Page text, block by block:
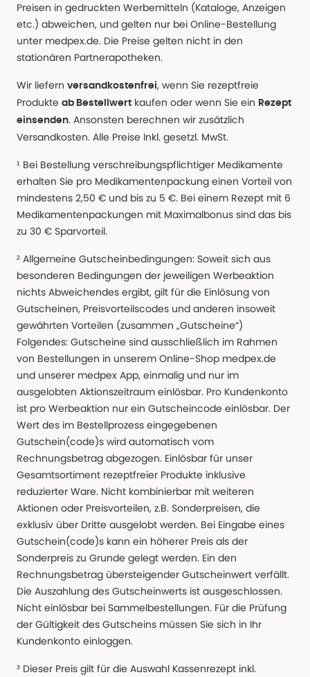
Preisen in gedruckten Werbemitteln (Kataloge, Anzeigen
etc.) abweichen, und gelten nur bei Online-Bestellung
unter medpex.de. Die Preise gelten nicht in den
stationären Partnerapotheken.
Wir liefern versandkostenfrei, wenn Sie rezeptfreie
Produkte ab Bestellwert kaufen oder wenn Sie ein Rezept
einsenden. Ansonsten berechnen wir zusätzlich
Versandkosten. Alle Preise Inkl. gesetzl. MwSt.
¹ Bei Bestellung verschreibungspflichtiger Medikamente
erhalten Sie pro Medikamentenpackung einen Vorteil von
mindestens 2,50 € und bis zu 5 €. Bei einem Rezept mit 6
Medikamentenpackungen mit Maximalbonus sind das bis
zu 30 € Sparvorteil.
² Allgemeine Gutscheinbedingungen: Soweit sich aus
besonderen Bedingungen der jeweiligen Werbeaktion
nichts Abweichendes ergibt, gilt für die Einlösung von
Gutscheinen, Preisvorteilscodes und anderen insoweit
gewährten Vorteilen (zusammen „Gutscheine“)
Folgendes: Gutscheine sind ausschließlich im Rahmen
von Bestellungen in unserem Online-Shop medpex.de
und unserer medpex App, einmalig und nur im
ausgelobten Aktionszeitraum einlösbar. Pro Kundenkonto
ist pro Werbeaktion nur ein Gutscheincode einlösbar. Der
Wert des im Bestellprozess eingegebenen
Gutschein(code)s wird automatisch vom
Rechnungsbetrag abgezogen. Einlösbar für unser
Gesamtsortiment rezeptfreier Produkte inklusive
reduzierter Ware. Nicht kombinierbar mit weiteren
Aktionen oder Preisvorteilen, z.B. Sonderpreisen, die
exklusiv über Dritte ausgelobt werden. Bei Eingabe eines
Gutschein(code)s kann ein höherer Preis als der
Sonderpreis zu Grunde gelegt werden. Ein den
Rechnungsbetrag übersteigender Gutscheinwert verfällt.
Die Auszahlung des Gutscheinwerts ist ausgeschlossen.
Nicht einlösbar bei Sammelbestellungen. Für die Prüfung
der Gültigkeit des Gutscheins müssen Sie sich in Ihr
Kundenkonto einloggen.
³ Dieser Preis gilt für die Auswahl Kassenrezept inkl.